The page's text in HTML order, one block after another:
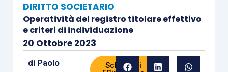
DIRITTO SOCIETARIO
Operatività del registro titolare effettivo
e criteri di individuazione
20 Ottobre 2023
di Paolo
Scheda di